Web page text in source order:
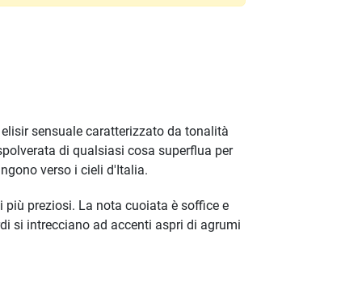
sensuale caratterizzato da tonalità
di qualsiasi cosa superflua per
verso i cieli d'Italia.
preziosi. La nota cuoiata è soffice e
si intrecciano ad accenti aspri di agrumi